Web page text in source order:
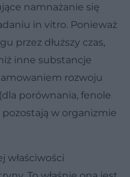
namnażanie się
in vitro. Ponieważ
przez dłuższy czas,
inne substancje
rozwoju
porównania, fenole
w organizmie
właściwości